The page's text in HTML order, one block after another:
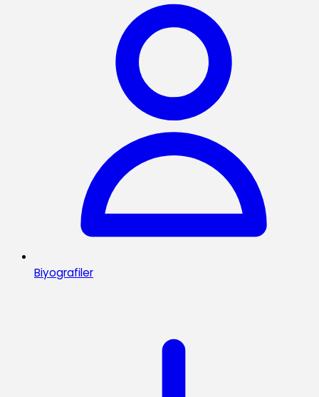
Biyografiler